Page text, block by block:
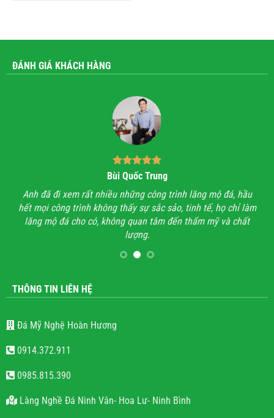
ĐÁNH GIÁ KHÁCH HÀNG
Bùi Quốc Trung
Anh đã đi xem rất nhiều những công trình lăng mộ đá, hầu
hết mọi công trình không thấy sự sắc sảo, tinh tế, họ chỉ làm
lăng mộ đá cho có, không quan tâm đến thẩm mỹ và chất
lượng.
THÔNG TIN LIÊN HỆ
Đá Mỹ Nghệ Hoàn Hương
0914.372.911
0985.815.390
Làng Nghề Đá Ninh Vân- Hoa Lư- Ninh Bình